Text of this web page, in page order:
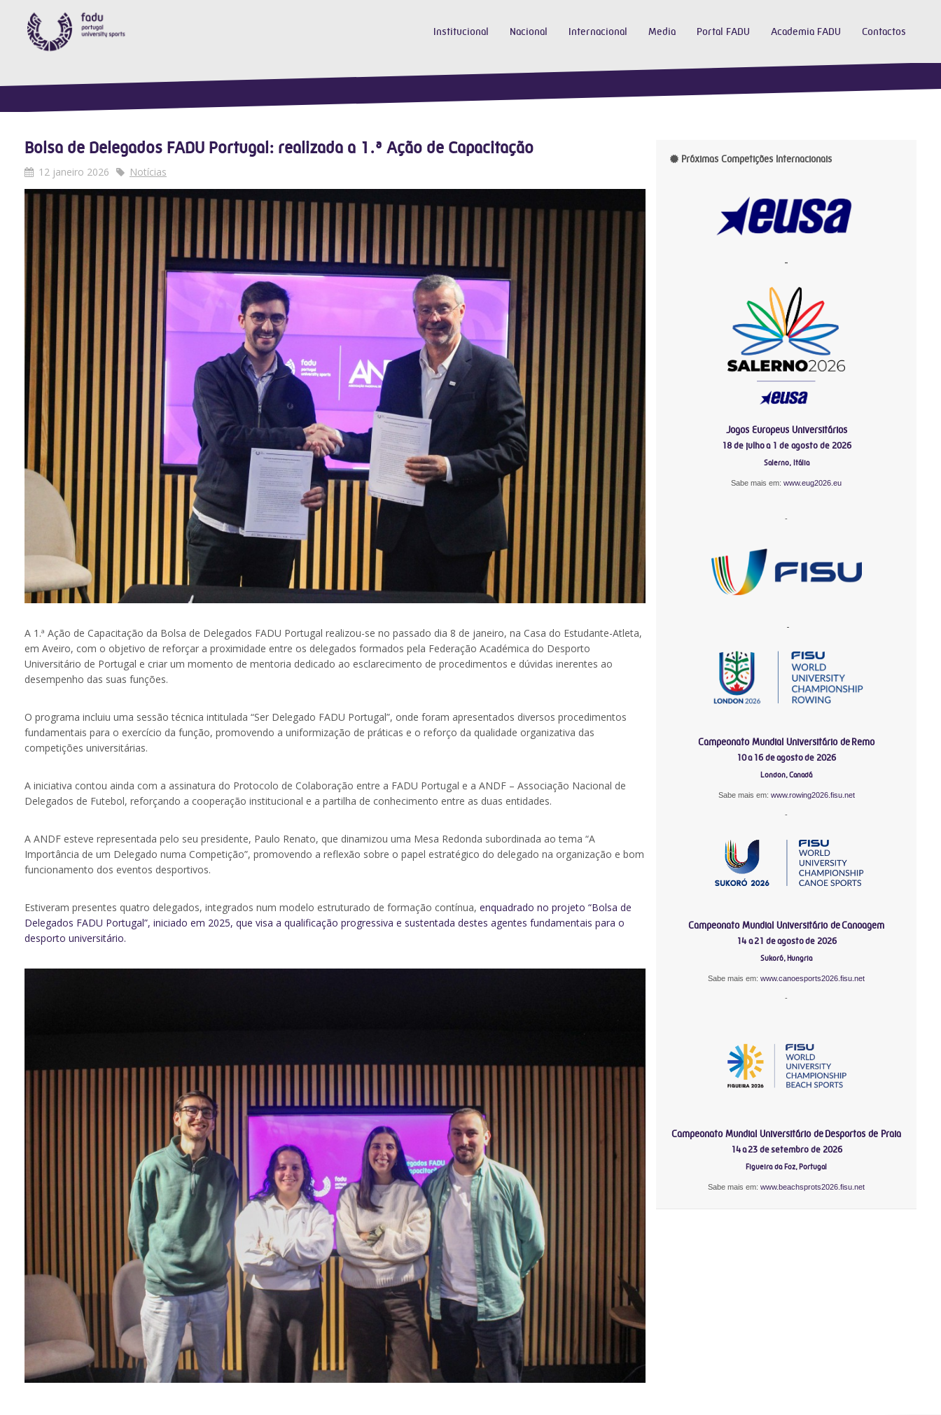
Institucional Nacional Internacional Media Portal FADU Academia FADU Contactos
Bolsa de Delegados FADU Portugal: realizada a 1.ª Ação de Capacitação
12 janeiro 2026 Notícias
A 1.ª Ação de Capacitação da Bolsa de Delegados FADU Portugal realizou-se no passado dia 8 de janeiro, na Casa do Estudante-Atleta,
em Aveiro, com o objetivo de reforçar a proximidade entre os delegados formados pela Federação Académica do Desporto
Universitário de Portugal e criar um momento de mentoria dedicado ao esclarecimento de procedimentos e dúvidas inerentes ao
desempenho das suas funções.
O programa incluiu uma sessão técnica intitulada “Ser Delegado FADU Portugal”, onde foram apresentados diversos procedimentos
fundamentais para o exercício da função, promovendo a uniformização de práticas e o reforço da qualidade organizativa das
competições universitárias.
A iniciativa contou ainda com a assinatura do Protocolo de Colaboração entre a FADU Portugal e a ANDF – Associação Nacional de
Delegados de Futebol, reforçando a cooperação institucional e a partilha de conhecimento entre as duas entidades.
A ANDF esteve representada pelo seu presidente, Paulo Renato, que dinamizou uma Mesa Redonda subordinada ao tema “A
Importância de um Delegado numa Competição”, promovendo a reflexão sobre o papel estratégico do delegado na organização e bom
funcionamento dos eventos desportivos.
Estiveram presentes quatro delegados, integrados num modelo estruturado de formação contínua, enquadrado no projeto “Bolsa de
Delegados FADU Portugal”, iniciado em 2025, que visa a qualificação progressiva e sustentada destes agentes fundamentais para o
desporto universitário.
Próximas Competições Internacionais
-
Jogos Europeus Universitários
18 de julho a 1 de agosto de 2026
Salerno, Itália
Sabe mais em:www.eug2026.eu
-
-
Campeonato Mundial Universitário de Remo
10 a 16 de agosto de 2026
London, Canadá
Sabe mais em: www.rowing2026.fisu.net
-
Campeonato Mundial Universitário de Canoagem
14 a 21 de agosto de 2026
Sukoró, Hungria
Sabe mais em:www.canoesports2026.fisu.net
-
Campeonato Mundial Universitário de Desportos de Praia
14 a 23 de setembro de 2026
Figueira da Foz, Portugal
Sabe mais em:www.beachsprots2026.fisu.net